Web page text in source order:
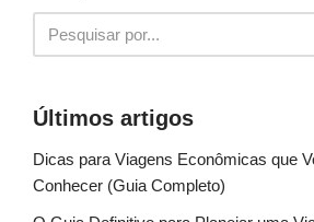
Últimos artigos
Dicas para Viagens Econômicas que
Conhecer (Guia Completo)